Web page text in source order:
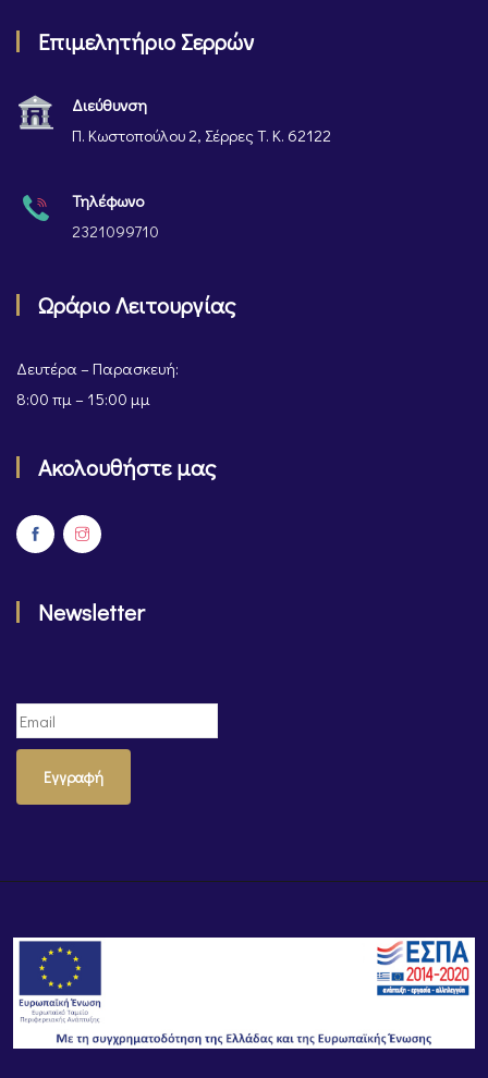
Επιμελητήριο Σερρών
Διεύθυνση
Π. Κωστοπούλου 2, Σέρρες Τ. Κ. 62122
Τηλέφωνο
2321099710
Ωράριο Λειτουργίας
Δευτέρα – Παρασκευή:
8:00 πμ – 15:00 μμ
Ακολουθήστε μας
Newsletter
Εγγραφή